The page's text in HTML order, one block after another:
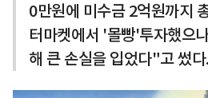
0만원에 미수금 2억원까지
터마켓에서 '몰빵'투자했으
해 큰 손실을 입었다"고 썼다.